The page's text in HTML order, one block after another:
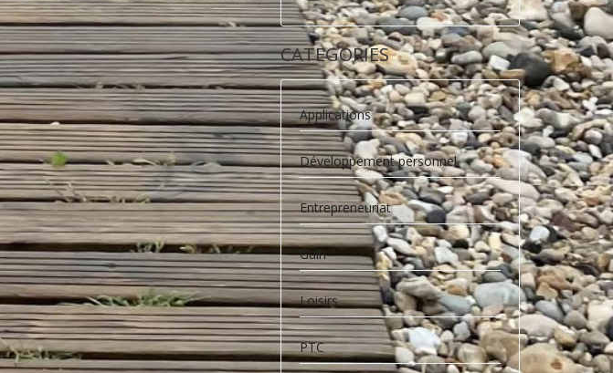
CATEGORIES
Applications
Développement personnel
Entrepreneuriat
Gain
Loisirs
PTC